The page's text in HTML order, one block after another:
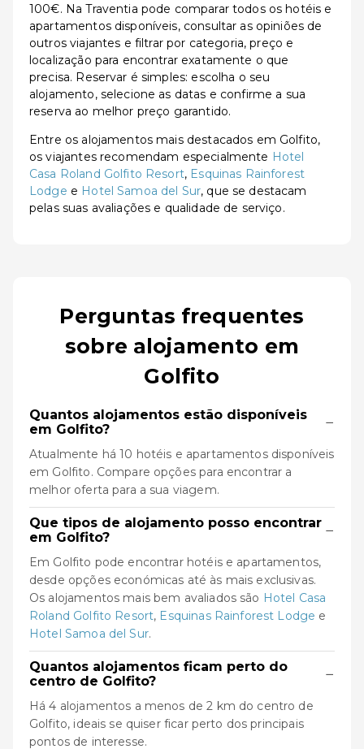
100€. Na Traventia pode comparar todos os hotéis e
apartamentos disponíveis, consultar as opiniões de
outros viajantes e filtrar por categoria, preço e
localização para encontrar exatamente o que
precisa. Reservar é simples: escolha o seu
alojamento, selecione as datas e confirme a sua
reserva ao melhor preço garantido.
Entre os alojamentos mais destacados em Golfito,
os viajantes recomendam especialmente Hotel
Casa Roland Golfito Resort, Esquinas Rainforest
Lodge e Hotel Samoa del Sur, que se destacam
pelas suas avaliações e qualidade de serviço.
Perguntas frequentes
sobre alojamento em
Golfito
Quantos alojamentos estão disponíveis
em Golfito?
−
Atualmente há 10 hotéis e apartamentos disponíveis
em Golfito. Compare opções para encontrar a
melhor oferta para a sua viagem.
Que tipos de alojamento posso encontrar
em Golfito?
−
Em Golfito pode encontrar hotéis e apartamentos,
desde opções económicas até às mais exclusivas.
Os alojamentos mais bem avaliados são Hotel Casa
Roland Golfito Resort, Esquinas Rainforest Lodge e
Hotel Samoa del Sur.
Quantos alojamentos ficam perto do
centro de Golfito?
−
Há 4 alojamentos a menos de 2 km do centro de
Golfito, ideais se quiser ficar perto dos principais
pontos de interesse.